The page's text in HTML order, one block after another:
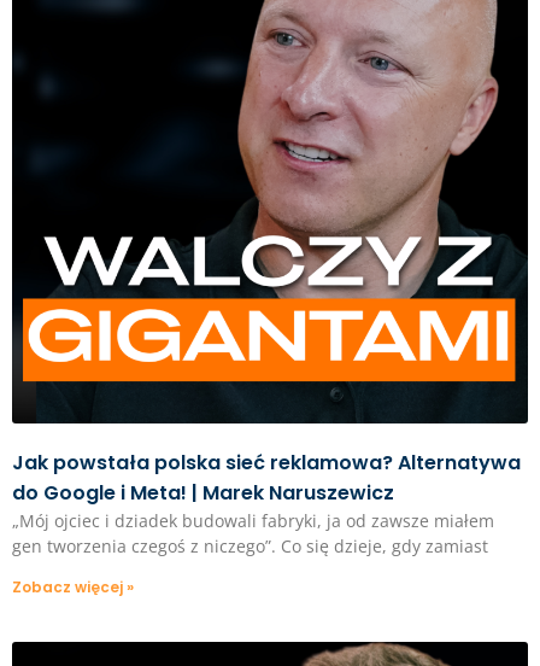
Jak powstała polska sieć reklamowa? Alternatywa
do Google i Meta! | Marek Naruszewicz
„Mój ojciec i dziadek budowali fabryki, ja od zawsze miałem
gen tworzenia czegoś z niczego”. Co się dzieje, gdy zamiast
Zobacz więcej »